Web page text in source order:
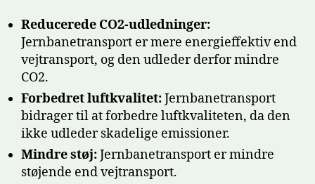
Reducerede CO2-udledninger:
Jernbanetransport er mere energieffektiv end
vejtransport, og den udleder derfor mindre
CO2.
Forbedret luftkvalitet:Jernbanetransport
bidrager til at forbedre luftkvaliteten, da den
ikke udleder skadelige emissioner.
Mindre støj:Jernbanetransport er mindre
støjende end vejtransport.